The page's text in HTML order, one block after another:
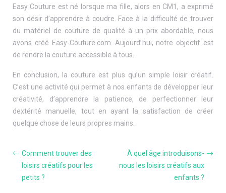
Easy Couture est né lorsque ma fille, alors en CM1, a exprimé
son désir d’apprendre à coudre. Face à la difficulté de trouver
du matériel de couture de qualité à un prix abordable, nous
avons créé Easy-Couture.com. Aujourd’hui, notre objectif est
de rendre la couture accessible à tous.
En conclusion, la couture est plus qu’un simple loisir créatif.
C’est une activité qui permet à nos enfants de développer leur
créativité, d’apprendre la patience, de perfectionner leur
dextérité manuelle, tout en ayant la satisfaction de créer
quelque chose de leurs propres mains.
Comment trouver des
loisirs créatifs pour les
petits ?
À quel âge introduisons-
nous les loisirs créatifs aux
enfants ?